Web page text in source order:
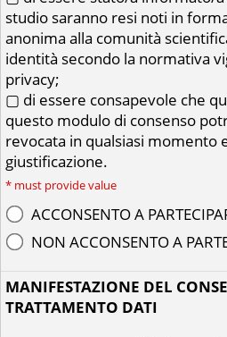
studio saranno resi noti in
anonima alla comunità
identità secondo la normativa
privacy;
▢ di essere consapevole che
questo modulo di consenso
revocata in qualsiasi momento
giustificazione.
* must provide value
ACCONSENTO A
NON ACCONSENTO A
MANIFESTAZIONE DEL
TRATTAMENTO DATI